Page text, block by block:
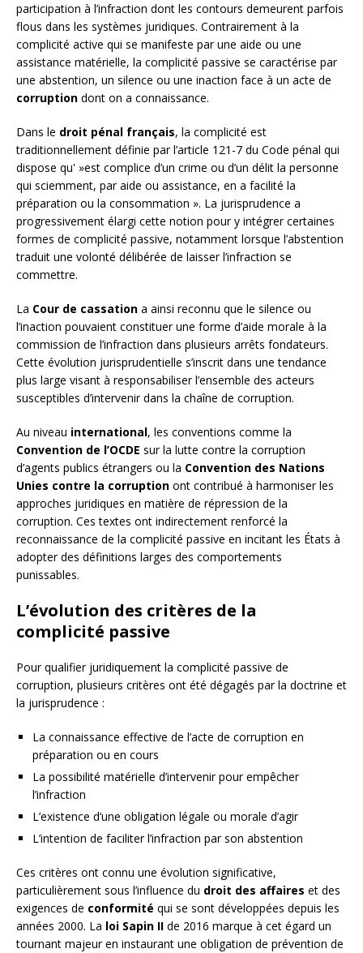
participation à l’infraction dont les contours demeurent parfois
flous dans les systèmes juridiques. Contrairement à la
complicité active qui se manifeste par une aide ou une
assistance matérielle, la complicité passive se caractérise par
une abstention, un silence ou une inaction face à un acte de
corruption dont on a connaissance.
Dans le droit pénal français, la complicité est
traditionnellement définie par l’article 121-7 du Code pénal qui
dispose qu' »est complice d’un crime ou d’un délit la personne
qui sciemment, par aide ou assistance, en a facilité la
préparation ou la consommation ». La jurisprudence a
progressivement élargi cette notion pour y intégrer certaines
formes de complicité passive, notamment lorsque l’abstention
traduit une volonté délibérée de laisser l’infraction se
commettre.
La Cour de cassation a ainsi reconnu que le silence ou
l’inaction pouvaient constituer une forme d’aide morale à la
commission de l’infraction dans plusieurs arrêts fondateurs.
Cette évolution jurisprudentielle s’inscrit dans une tendance
plus large visant à responsabiliser l’ensemble des acteurs
susceptibles d’intervenir dans la chaîne de corruption.
Au niveau international, les conventions comme la
Convention de l’OCDE sur la lutte contre la corruption
d’agents publics étrangers ou la Convention des Nations
Unies contre la corruption ont contribué à harmoniser les
approches juridiques en matière de répression de la
corruption. Ces textes ont indirectement renforcé la
reconnaissance de la complicité passive en incitant les États à
adopter des définitions larges des comportements
punissables.
L’évolution des critères de la
complicité passive
Pour qualifier juridiquement la complicité passive de
corruption, plusieurs critères ont été dégagés par la doctrine et
la jurisprudence :
La connaissance effective de l’acte de corruption en
préparation ou en cours
La possibilité matérielle d’intervenir pour empêcher
l’infraction
L’existence d’une obligation légale ou morale d’agir
L’intention de faciliter l’infraction par son abstention
Ces critères ont connu une évolution significative,
particulièrement sous l’influence du droit des affaires et des
exigences de conformité qui se sont développées depuis les
années 2000. La loi Sapin II de 2016 marque à cet égard un
tournant majeur en instaurant une obligation de prévention de